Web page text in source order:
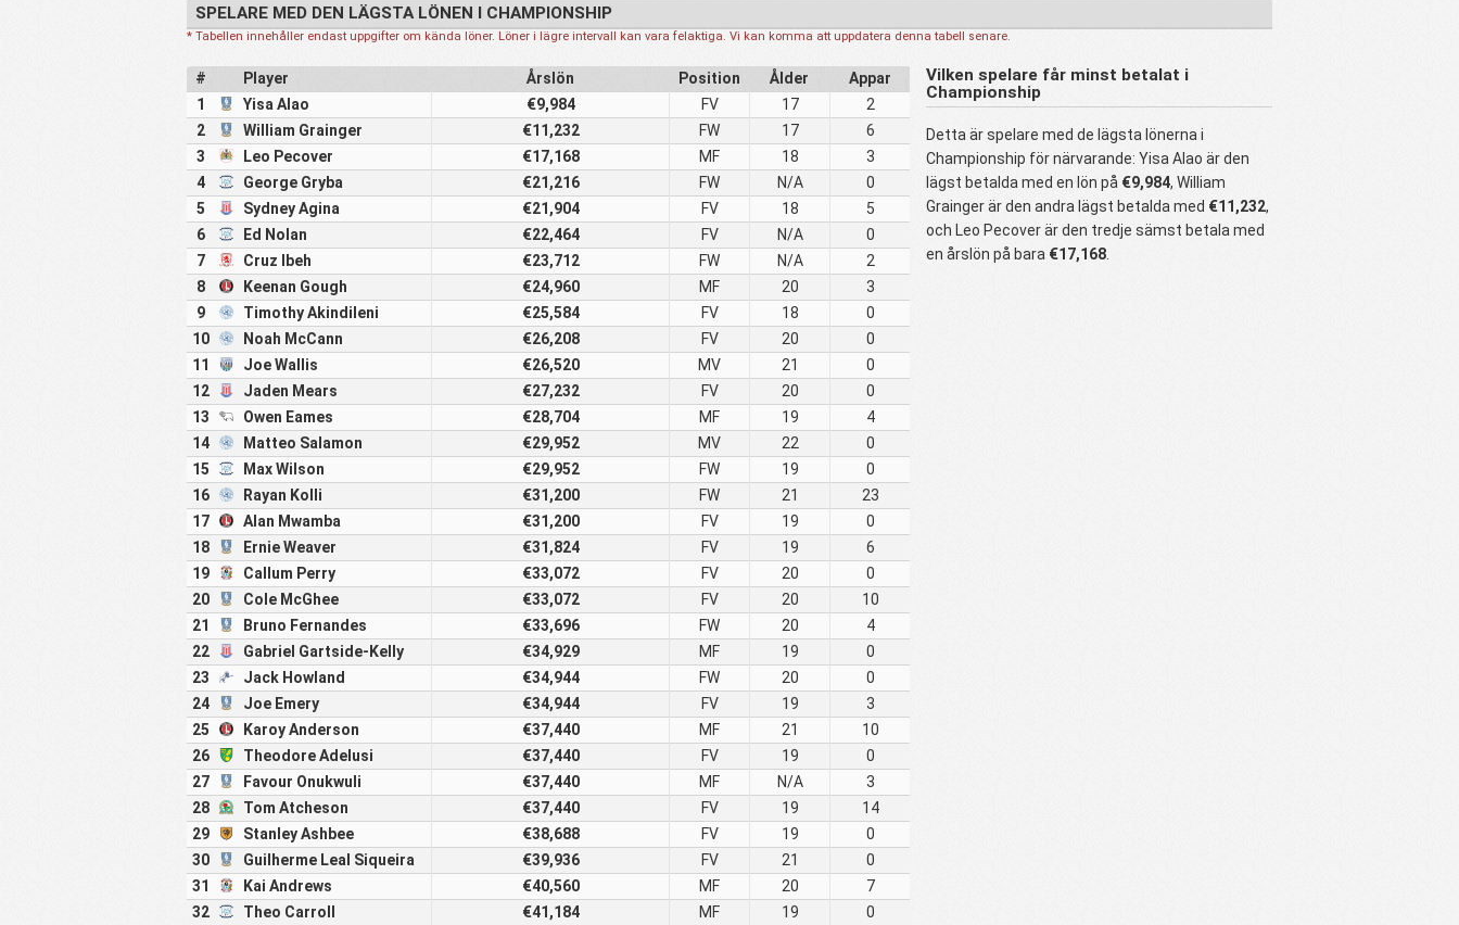
SPELARE MED DEN LÄGSTA LÖNEN I CHAMPIONSHIP
* Tabellen innehåller endast uppgifter om kända löner. Löner i lägre intervall kan vara felaktiga. Vi kan komma att uppdatera denna tabell senare.
# Player Årslön Position Ålder
Appar
1
Yisa Alao €9,984 FV 17
2
2
William Grainger €11,232 FW 17
6
3
Leo Pecover €17,168 MF 18
3
4
George Gryba €21,216 FW N/A
0
5
Sydney Agina €21,904 FV 18
5
6
Ed Nolan €22,464 FV N/A
0
7
Cruz Ibeh €23,712 FW N/A
2
8
Keenan Gough €24,960 MF 20
3
9
Timothy Akindileni €25,584 FV 18
0
10
Noah McCann €26,208 FV 20
0
11
Joe Wallis €26,520 MV 21
0
12
Jaden Mears €27,232 FV 20
0
13
Owen Eames €28,704 MF 19
4
14
Matteo Salamon €29,952 MV 22
0
15
Max Wilson €29,952 FW 19
0
16
Rayan Kolli €31,200 FW 21
23
17
Alan Mwamba €31,200 FV 19
0
18
Ernie Weaver €31,824 FV 19
6
19
Callum Perry €33,072 FV 20
0
20
Cole McGhee €33,072 FV 20
10
21
Bruno Fernandes €33,696 FW 20
4
22
Gabriel Gartside-Kelly €34,929 MF 19
0
23
Jack Howland €34,944 FW 20
0
24
Joe Emery €34,944 FV 19
3
25
Karoy Anderson €37,440 MF 21
10
26
Theodore Adelusi €37,440 FV 19
0
27
Favour Onukwuli €37,440 MF N/A
3
28
Tom Atcheson €37,440 FV 19
14
29
Stanley Ashbee €38,688 FV 19
0
30
Guilherme Leal Siqueira €39,936 FV 21
0
31
Kai Andrews €40,560 MF 20
7
32
Theo Carroll €41,184 MF 19 0
Vilken spelare får minst betalat i
Championship
Detta är spelare med de lägsta lönerna i
Championship för närvarande: Yisa Alao är den
lägst betalda med en lön på €9,984, William
Grainger är den andra lägst betalda med €11,232,
och Leo Pecover är den tredje sämst betala med
en årslön på bara €17,168.